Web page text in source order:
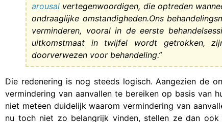
arousal vertegenwoordigen, die optreden
ondraaglijke omstandigheden.Ons
verminderen, vooral in de eerste
uitkomstmaat in twijfel wordt getrokken,
doorverwezen voor behandeling.”
Die redenering is nog steeds logisch. Aangezien de
vermindering van aanvallen te bereiken op basis van
niet meteen duidelijk waarom vermindering van
nu toch niet zo belangrijk vinden, stellen ze dan